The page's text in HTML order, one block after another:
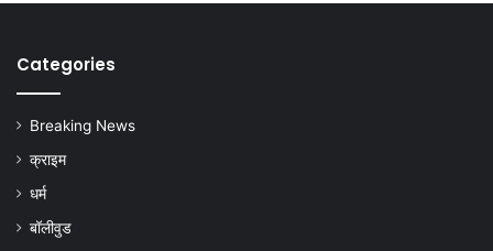
Categories
Breaking News
क्राइम
धर्म
बॉलीवुड